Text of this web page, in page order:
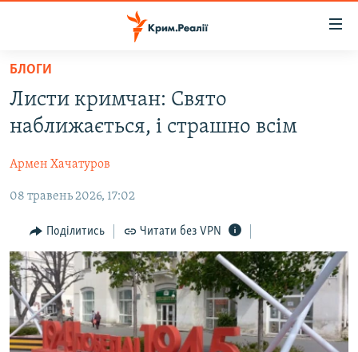
Перейти
основного
матеріалу
до
навігації
Перейти
пошуку
ВОДА.КРИМ
ПОЛІТИКА
БЛОГИ
ПОГЛЯД
ІНТЕРВ'Ю
ВСЕ ЗА ДЕНЬ
СПЕЦПРОЕКТИ
ДЕПОРТАЦІЯ
ЯК ОБІЙТИ БЛОКУВАННЯ
БЛОГИ
Листи кримчан: Свято
наближається, і страшно всім
Армен Хачатуров
08 травень 2026, 17:02
Поділитись Читати без VPN